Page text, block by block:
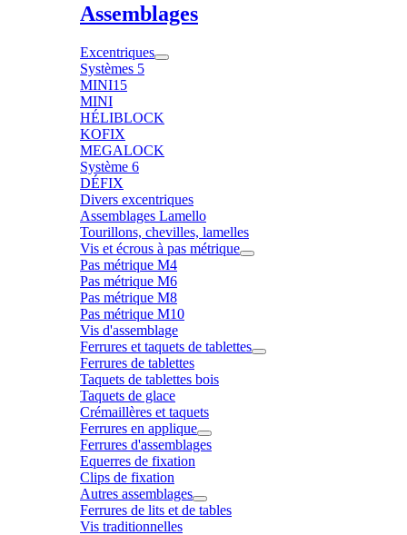
Assemblages
Excentriques
Systèmes 5
MINI15
MINI
HÉLIBLOCK
KOFIX
MEGALOCK
Système 6
DÉFIX
Divers excentriques
Assemblages Lamello
Tourillons, chevilles, lamelles
Vis et écrous à pas métrique
Pas métrique M4
Pas métrique M6
Pas métrique M8
Pas métrique M10
Vis d'assemblage
Ferrures et taquets de tablettes
Ferrures de tablettes
Taquets de tablettes bois
Taquets de glace
Crémaillères et taquets
Ferrures en applique
Ferrures d'assemblages
Equerres de fixation
Clips de fixation
Autres assemblages
Ferrures de lits et de tables
Vis traditionnelles